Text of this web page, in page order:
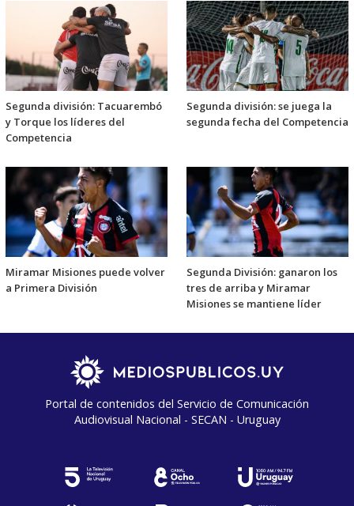
Segunda división: Tacuarembó
y Torque los líderes del
Competencia
Segunda división: se juega la
segunda fecha del Competencia
Miramar Misiones puede volver
a Primera División
Segunda División: ganaron los
tres de arriba y Miramar
Misiones se mantiene líder
Portal de contenidos del Servicio de Comunicación
Audiovisual Nacional - SECAN - Uruguay